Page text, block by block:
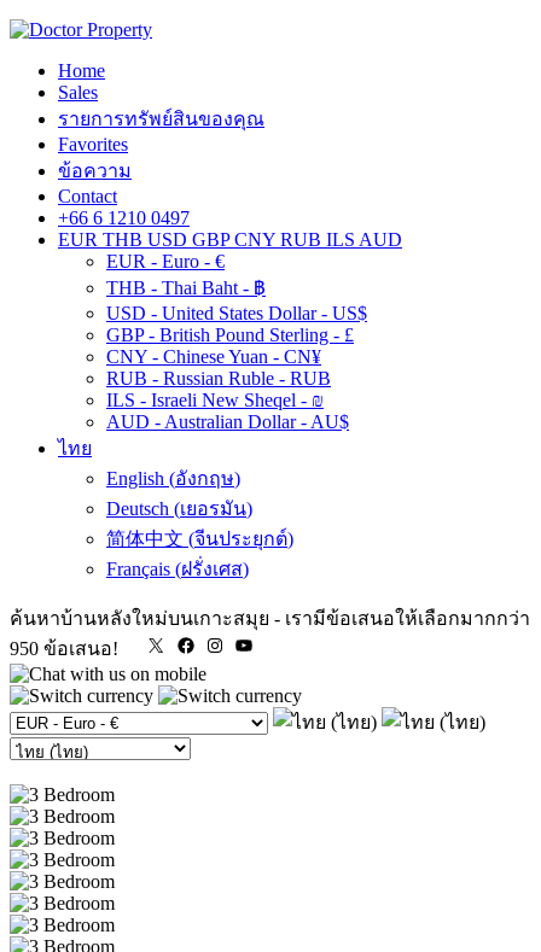
Home
Sales
รายการทรัพย์สินของคุณ
Favorites
ข้อความ
Contact
+66 6 1210 0497
EUR THB USD GBP CNY RUB ILS AUD
EUR - Euro - €
THB - Thai Baht - ฿
USD - United States Dollar - US$
GBP - British Pound Sterling - £
CNY - Chinese Yuan - CN¥
RUB - Russian Ruble - RUB
ILS - Israeli New Sheqel - ₪
AUD - Australian Dollar - AU$
ไทย
English (อังกฤษ)
Deutsch (เยอรมัน)
简体中文 (จีนประยุกต์)
Français (ฝรั่งเศส)
ค้นหาบ้านหลังใหม่บนเกาะสมุย - เรามีข้อเสนอให้เลือกมากกว่า
950 ข้อเสนอ!
X FacebookInstagram